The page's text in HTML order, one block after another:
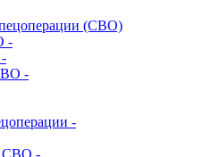
(СВО)
-
-
-
СВО -